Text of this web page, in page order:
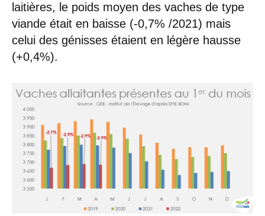
laitières, le poids moyen des vaches de type
viande était en baisse (-0,7% /2021) mais
celui des génisses étaient en légère hausse
(+0,4%).